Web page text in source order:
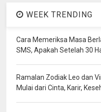
WEEK TRENDING
Cara Memeriksa Masa
SMS, Apakah Setelah 30
Ramalan Zodiak Leo dan
Mulai dari Cinta, Karir,